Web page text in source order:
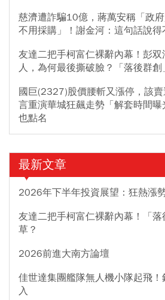
慈濟遭詐騙10億，蔣萬安稱「政
不用採購」！謝金河：這句話說得
友達二把手柯富仁裸辭內幕！彭
人，為何最後撕破臉？「落後群創
國巨(2327)股價腰斬又漲停，該
言重演華城狂飆走勢「解套時間
也點名
最新文章
2026年下半年投資展望：狂熱漲
友達二把手柯富仁裸辭內幕！「
草？
2026前進大南方論壇
佳世達集團艦隊無人機小隊起飛
入